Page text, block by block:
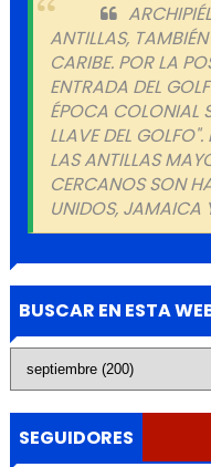
ANTILLAS,
CARIBE. POR LA
ENTRADA DEL
ÉPOCA COLONIAL
LLAVE DEL
LAS ANTILLAS
CERCANOS SON
UNIDOS, JAMAICA
BUSCAR EN ESTA
SEGUIDORES